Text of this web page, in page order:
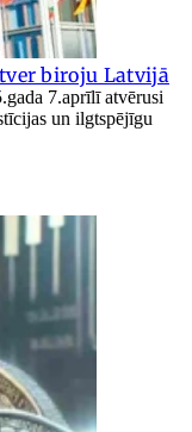
biroju Latvijā
7.aprīlī atvērusi
un ilgtspējīgu